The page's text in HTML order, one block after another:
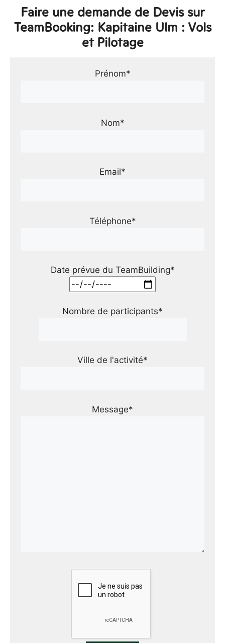
Faire une demande de Devis sur
TeamBooking: Kapitaine Ulm : Vols
et Pilotage
Prénom*
Nom*
Email*
Téléphone*
Date prévue du TeamBuilding*
Nombre de participants*
Ville de l'activité*
Message*